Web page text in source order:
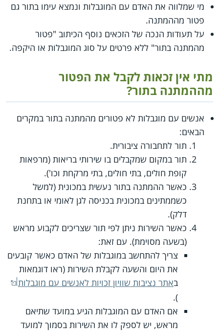
מי שמלווה את האדם עם המוגבלות ונמצא עימו בתור גם
פטור מההמתנה.
על תעודות הנכה של הזכאים נוסף הכיתוב "פטור
מהמתנה בתור" ללא פרטים על סוג המוגבלות או היקפה.
מתי אין זכאות לקבל את הפטור
מההמתנה בתור?
אנשים עם מוגבלות לא פטורים מהמתנה בתור במקרים
הבאים:
תור לתחבורה ציבורית.
תור במקום שמקבלים בו שירותי בריאות (מרפאות
קופת חולים, בתי חולים, בתי מרקחת וכו').
כאשר ההמתנה בתור נעשית במכונית (למשל
כשממתינים במכונית בכניסה לגן לאומי או בתחנת
דלק).
כאשר השירות ניתן לפי תור שצריכים לקבוע מראש
(בשעה מסוימת). עם זאת:
צריך להתחשב במוגבלות של האדם כאשר קובעים
את היום והשעה לקבלת השירות (ראו דוגמאות
באתר נציבות שוויון זכויות לאנשים עם מוגבלות
).
אם האדם עם המוגבלות הגיע במועד שתיאם
מראש, יש לספק לו את השירות בסמוך למועד